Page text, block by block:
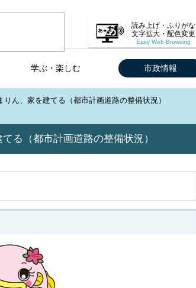
読み上げ・ふりがな
文字拡大・配色変更
Easy Web Browsing
学ぶ・楽しむ 市政情報
ん、家を建てる（都市計画道路の整備状況）
る（都市計画道路の整備状況）